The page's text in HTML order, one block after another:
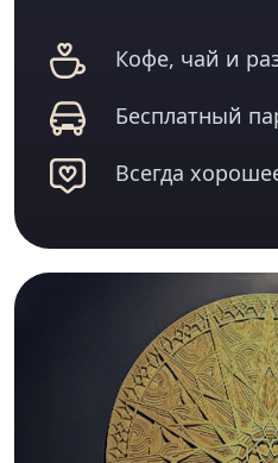
Кофе, чай и
Бесплатный
Всегда